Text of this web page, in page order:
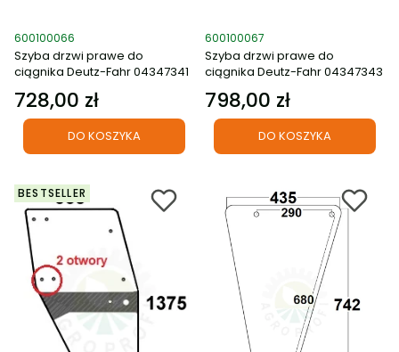
Kod produktu
600100066
Szyba drzwi prawe do
ciągnika Deutz-Fahr 04347341
Cena
728,00 zł
DO KOSZYKA
Kod produktu
600100067
Szyba drzwi prawe do
ciągnika Deutz-Fahr 04347343
Cena
798,00 zł
DO KOSZYKA
BESTSELLER